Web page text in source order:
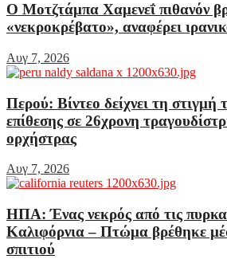
Ο Μοτζτάμπα Χαμενεΐ πιθανόν
«νεκροκρέβατο», αναφέρει
Αυγ 7, 2026
Περού: Βίντεο δείχνει τη στιγμή
επίθεσης σε 26χρονη
ορχήστρας
Αυγ 7, 2026
ΗΠΑ: Ένας νεκρός από τις
Καλιφόρνια – Πτώμα βρέθηκε
σπιτιού